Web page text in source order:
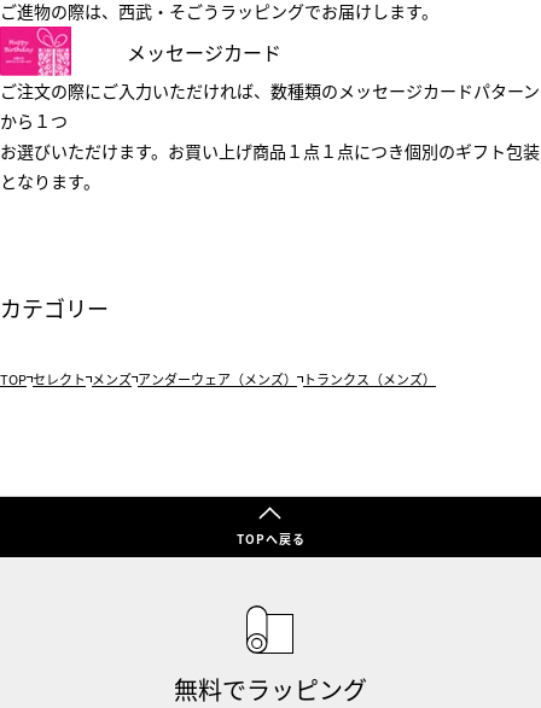
ご進物の際は、西武・そごうラッピングでお届けします。
メッセージカード
ご注文の際にご入力いただければ、数種類のメッセージカードパターン
から１つ
お選びいただけます。お買い上げ商品１点１点につき個別のギフト包装
となります。
カテゴリー
TOP セレクト メンズ アンダーウェア（メンズ） トランクス（メンズ）
TOPへ戻る
無料でラッピング